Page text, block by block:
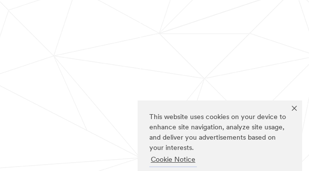
This website uses cookies on your device to
enhance site navigation, analyze site usage,
and deliver you advertisements based on
your interests.
Cookie Notice